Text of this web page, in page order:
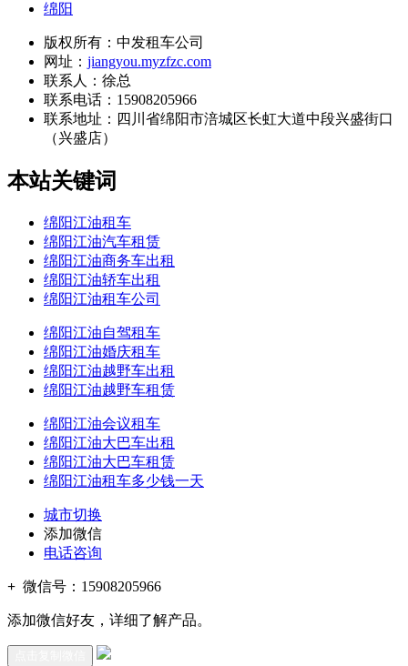
绵阳
版权所有：中发租车公司
网址： jiangyou.myzfzc.com
联系人：徐总
联系电话：15908205966
联系地址： 四川省绵阳市涪城区长虹大道中段兴盛街口
（兴盛店）
本站关键词
绵阳江油租车
绵阳江油汽车租赁
绵阳江油商务车出租
绵阳江油轿车出租
绵阳江油租车公司
绵阳江油自驾租车
绵阳江油婚庆租车
绵阳江油越野车出租
绵阳江油越野车租赁
绵阳江油会议租车
绵阳江油大巴车出租
绵阳江油大巴车租赁
绵阳江油租车多少钱一天
城市切换
添加微信
电话咨询
+ 微信号： 15908205966
添加微信好友，详细了解产品。